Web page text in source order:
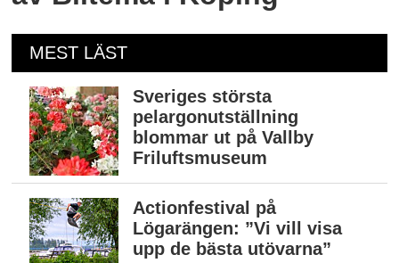
MEST LÄST
Sveriges största
pelargonutställning
blommar ut på Vallby
Friluftsmuseum
Actionfestival på
Lögarängen: ”Vi vill visa
upp de bästa utövarna”